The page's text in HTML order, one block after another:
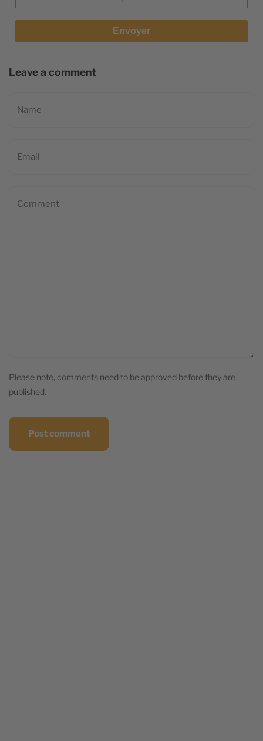
Envoyer
Leave a comment
Please note, comments need to be approved before they are
published.